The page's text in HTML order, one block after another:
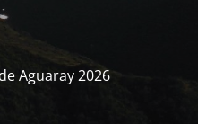
Aguaray 2026